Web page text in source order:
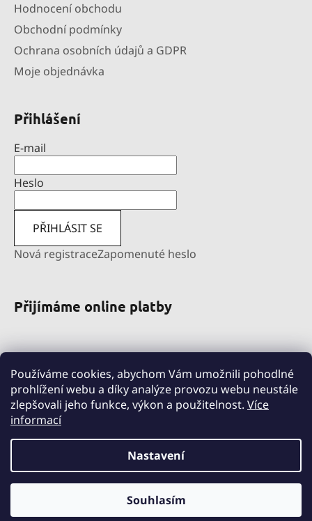
Používáme cookies, abychom Vám umožnili pohodlné
prohlížení webu a díky analýze provozu webu neustále
zlepšovali jeho funkce, výkon a použitelnost. Více
informací
Nastavení
Souhlasím
Hodnocení obchodu
Obchodní podmínky
Ochrana osobních údajů a GDPR
Moje objednávka
Přihlášení
E-mail
Heslo
PŘIHLÁSIT SE
Nová registraceZapomenuté heslo
Přijímáme online platby
nahradniplneni.duko.eu
detske-obleceni-duko.cz
Vytvořil Shoptet